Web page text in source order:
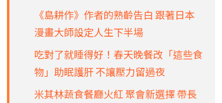
《島耕作》作者的熟齡告白 跟著日本
漫畫大師設定人生下半場
吃對了就睡得好！春天晚餐改「這些食
物」助眠護肝 不讓壓力留過夜
米其林蔬食餐廳火紅 聚會新選擇 帶長